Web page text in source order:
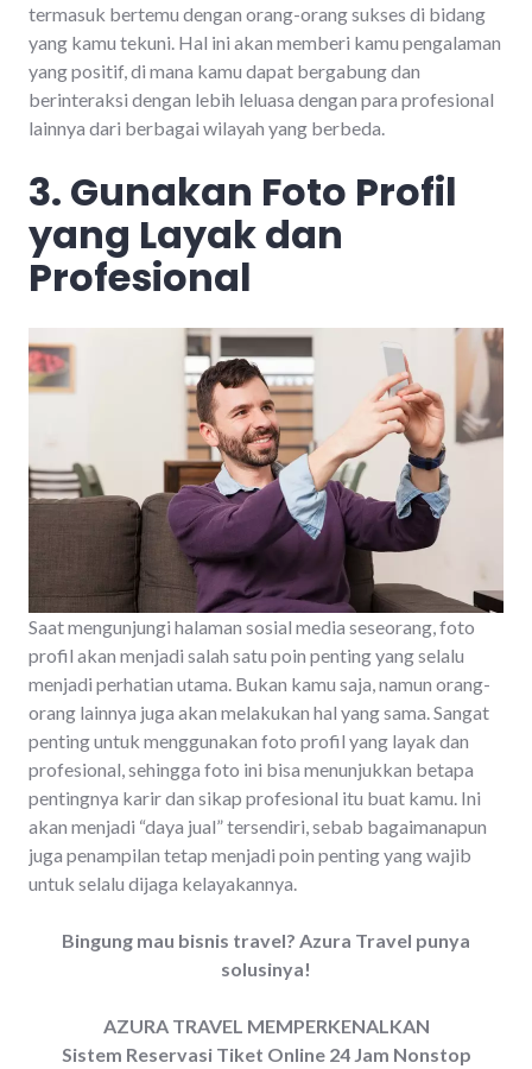
termasuk bertemu dengan orang-orang sukses di bidang
yang kamu tekuni. Hal ini akan memberi kamu pengalaman
yang positif, di mana kamu dapat bergabung dan
berinteraksi dengan lebih leluasa dengan para profesional
lainnya dari berbagai wilayah yang berbeda.
3. Gunakan Foto Profil
yang Layak dan
Profesional
Saat mengunjungi halaman sosial media seseorang, foto
profil akan menjadi salah satu poin penting yang selalu
menjadi perhatian utama. Bukan kamu saja, namun orang-
orang lainnya juga akan melakukan hal yang sama. Sangat
penting untuk menggunakan foto profil yang layak dan
profesional, sehingga foto ini bisa menunjukkan betapa
pentingnya karir dan sikap profesional itu buat kamu. Ini
akan menjadi “daya jual” tersendiri, sebab bagaimanapun
juga penampilan tetap menjadi poin penting yang wajib
untuk selalu dijaga kelayakannya.
Bingung mau bisnis travel? Azura Travel punya
solusinya!
AZURA TRAVEL MEMPERKENALKAN
Sistem Reservasi Tiket Online 24 Jam Nonstop